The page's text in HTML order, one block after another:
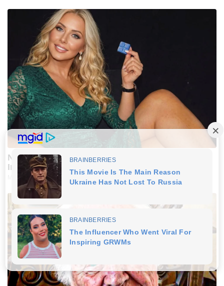
No Joke: Why Men Over 40 Are Choosing This
Instead Of The "Blue Pill"
MEN'S VITALITY